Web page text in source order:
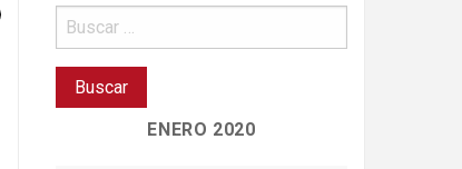
ENERO 2020